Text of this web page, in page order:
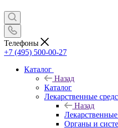
Телефоны
+7 (495) 500-00-27
Каталог
Назад
Каталог
Лекарственные
Назад
Лекарственные
Органы и